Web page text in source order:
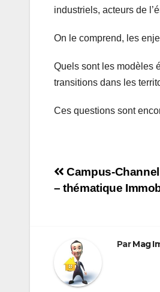
industriels, acteurs de
On le comprend, les
Quels sont les modèles
transitions dans les
Ces questions sont
Navigation
Campus-
– thématique
ParMag